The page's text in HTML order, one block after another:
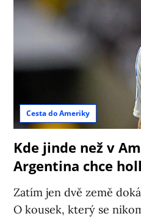
Cesta do Ameriky
Kde jinde než v
Argentina chce
Zatím jen dvě země
O kousek, který se